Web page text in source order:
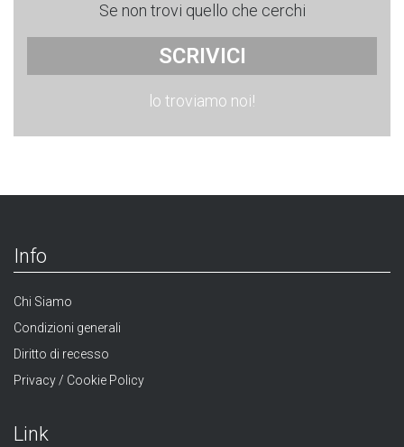
Se non trovi quello che cerchi
SCRIVICI
lo troviamo noi!
Info
Chi Siamo
Condizioni generali
Diritto di recesso
Privacy / Cookie Policy
Link